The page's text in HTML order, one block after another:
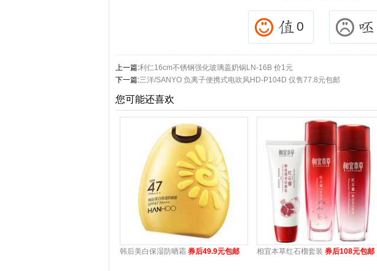
0
上一篇:利仁16cm不锈钢强化玻璃盖奶锅LN-16B 价1元
下一篇:三洋/SANYO 负离子便携式电吹风HD-P104D 仅售77.8元包邮
您可能还喜欢
韩后美白保湿防晒霜 券后49.9元包邮 相宜本草红石榴套装 券后108元包邮